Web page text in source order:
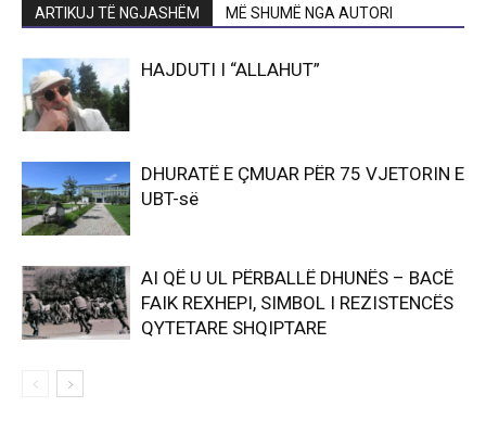
ARTIKUJ TË NGJASHËM MË SHUMË NGA AUTORI
HAJDUTI I “ALLAHUT”
DHURATË E ÇMUAR PËR 75 VJETORIN E
UBT-së
AI QË U UL PËRBALLË DHUNËS – BACË
FAIK REXHEPI, SIMBOL I REZISTENCËS
QYTETARE SHQIPTARE